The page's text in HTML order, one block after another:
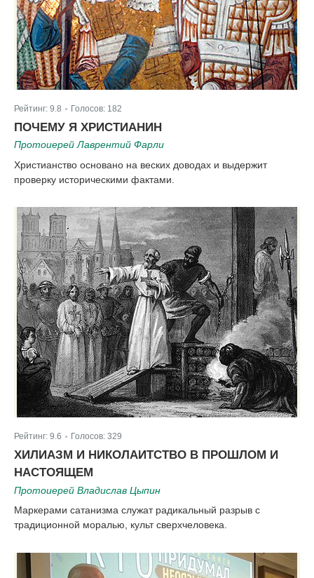
Рейтинг: 9.8 Голосов: 182
ПОЧЕМУ Я ХРИСТИАНИН
Протоиерей Лаврентий Фарли
Христианство основано на веских доводах и выдержит
проверку историческими фактами.
Рейтинг: 9.6 Голосов: 329
ХИЛИАЗМ И НИКОЛАИТСТВО В ПРОШЛОМ И
НАСТОЯЩЕМ
Протоиерей Владислав Цыпин
Маркерами сатанизма служат радикальный разрыв с
традиционной моралью, культ сверхчеловека.